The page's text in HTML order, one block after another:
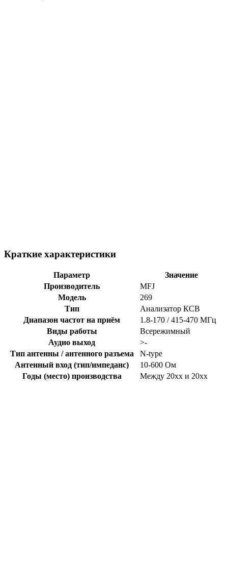
Краткие характеристики
Параметр
Значение
Производитель
MFJ
Модель
269
Тип
Анализатор КСВ
Диапазон частот на приём
1.8-170 / 415-470 МГц
Виды работы
Всережимный
Аудио выход
>-
Тип антенны / антенного разъема
N-type
Антенный вход (тип/импеданс)
10-600 Ом
Годы (место) производства
Между 20xx и 20xx